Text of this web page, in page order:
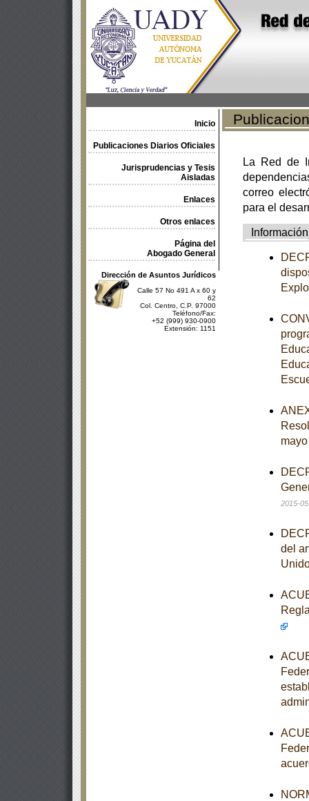
Inicio
Publicaciones Diarios Oficiales
Jurisprudencias y Tesis
Aisladas
Enlaces
Otros enlaces
Página del
Abogado General
Dirección de Asuntos Jurídicos
Calle 57 No 491 A x 60 y
62
Col. Centro, C.P. 97000
Teléfono/Fax:
+52 (999) 930-0900
Extensión: 1151
La Red de
correo
para el
Información
2015-
del